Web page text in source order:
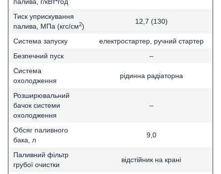
Тиск уприскування
палива, МПа (кгс/см2)
12,7 (130)
Система запуску
електростартер, ручний стартер
Безпечний пуск
–
Система
охолодження
рідинна радіаторна
Розширювальний
бачок системи
охолодження
–
Обсяг паливного
бака, л
9,0
Паливний фільтр
грубої очистки
відстійник на крані